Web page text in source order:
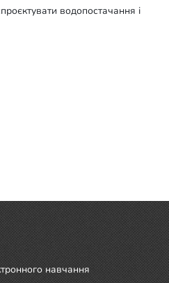
водопостачання і
навчання